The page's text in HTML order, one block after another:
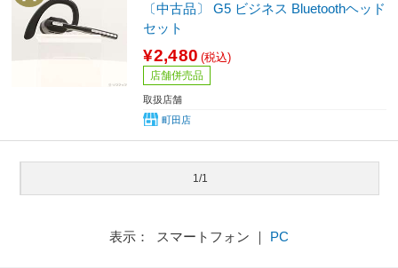
〔中古品〕 G5 ビジネス Bluetoothヘッド
セット
¥2,480 (税込)
店舗併売品
取扱店舗
町田店
1/1
表示： スマートフォン ｜ PC